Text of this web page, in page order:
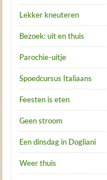
Lekker kneuteren
Bezoek: uit en thuis
Parochie-uitje
Spoedcursus Italiaans
Feesten is eten
Geen stroom
Een dinsdag in Dogliani
Weer thuis